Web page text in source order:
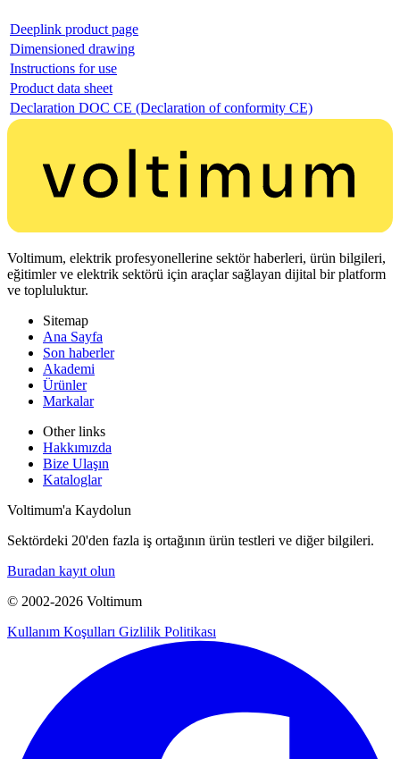
Deeplink product page
Dimensioned drawing
Instructions for use
Product data sheet
Declaration DOC CE (Declaration of conformity CE)
Voltimum, elektrik profesyonellerine sektör haberleri, ürün bilgileri,
eğitimler ve elektrik sektörü için araçlar sağlayan dijital bir platform
ve topluluktur.
Sitemap
Ana Sayfa
Son haberler
Akademi
Ürünler
Markalar
Other links
Hakkımızda
Bize Ulaşın
Kataloglar
Voltimum'a Kaydolun
Sektördeki 20'den fazla iş ortağının ürün testleri ve diğer bilgileri.
Buradan kayıt olun
© 2002-2026 Voltimum
Kullanım Koşulları Gizlilik Politikası